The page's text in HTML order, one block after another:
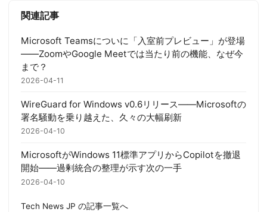
関連記事
Microsoft Teamsについに「入室前プレビュー」が登場
——ZoomやGoogle Meetでは当たり前の機能、なぜ今
まで？
2026-04-11
WireGuard for Windows v0.6リリース——Microsoftの
署名騒動を乗り越えた、久々の大幅刷新
2026-04-10
MicrosoftがWindows 11標準アプリからCopilotを撤退
開始——過剰統合の整理が示す次の一手
2026-04-10
Tech News JP の記事一覧へ